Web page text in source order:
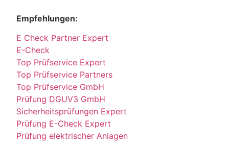
Empfehlungen:
E Check Partner Expert
E-Check
Top Prüfservice Expert
Top Prüfservice Partners
Top Prüfservice GmbH
Prüfung DGUV3 GmbH
Sicherheitsprüfungen Expert
Prüfung E-Check Expert
Prüfung elektrischer Anlagen